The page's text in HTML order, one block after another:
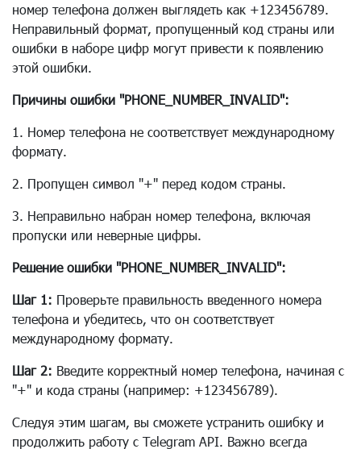
номер телефона должен выглядеть как +123456789.
Неправильный формат, пропущенный код страны или
ошибки в наборе цифр могут привести к появлению
этой ошибки.
Причины ошибки "PHONE_NUMBER_INVALID":
1. Номер телефона не соответствует международному
формату.
2. Пропущен символ "+" перед кодом страны.
3. Неправильно набран номер телефона, включая
пропуски или неверные цифры.
Решение ошибки "PHONE_NUMBER_INVALID":
Шаг 1: Проверьте правильность введенного номера
телефона и убедитесь, что он соответствует
международному формату.
Шаг 2: Введите корректный номер телефона, начиная с
"+" и кода страны (например: +123456789).
Следуя этим шагам, вы сможете устранить ошибку и
продолжить работу с Telegram API. Важно всегда